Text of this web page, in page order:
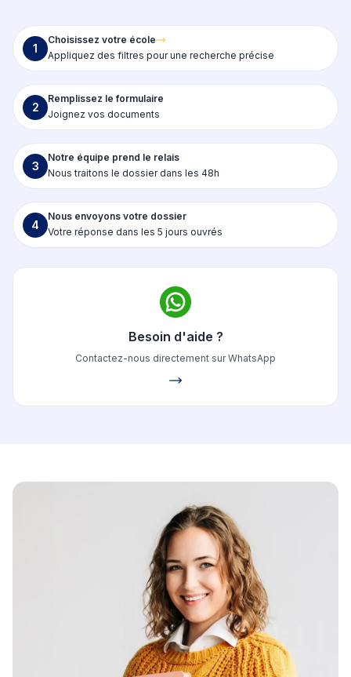
1
Choisissez votre école
Appliquez des filtres pour une recherche précise
2
Remplissez le formulaire
Joignez vos documents
3
Notre équipe prend le relais
Nous traitons le dossier dans les 48h
4
Nous envoyons votre dossier
Votre réponse dans les 5 jours ouvrés
Besoin d'aide ?
Contactez-nous directement sur WhatsApp